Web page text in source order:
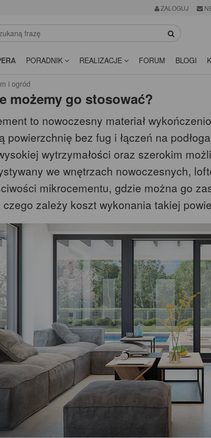
ZALOGUJ
PORADNIK REALIZACJE FORUM BLOGI
i ogród
możemy go stosować?
to nowoczesny materiał
powierzchnię bez fug i łączeń na
wytrzymałości oraz szerokim
we wnętrzach nowoczesnych,
mikrocementu, gdzie można go
czego zależy koszt wykonania takiej